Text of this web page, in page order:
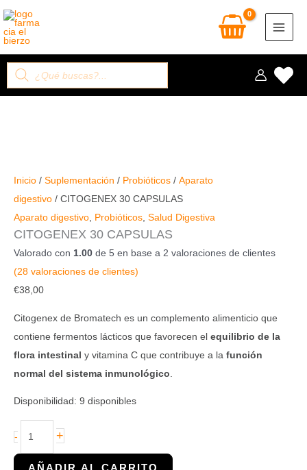
Ir
contenido
Búsqueda
de
productos
Inicio / Suplementación / Probióticos / Aparato
digestivo / CITOGENEX 30 CAPSULAS
Aparato digestivo, Probióticos, Salud Digestiva
CITOGENEX 30 CAPSULAS
Valorado con 1.00 de 5 en base a 2 valoraciones de clientes
(28 valoraciones de clientes)
€38,00
Citogenex de Bromatech es un complemento alimenticio que
contiene fermentos lácticos que favorecen el equilibrio de la
flora intestinal y vitamina C que contribuye a la función
normal del sistema inmunológico
Disponibilidad: 9 disponibles
-
30
CAPSULAS
cantidad
+